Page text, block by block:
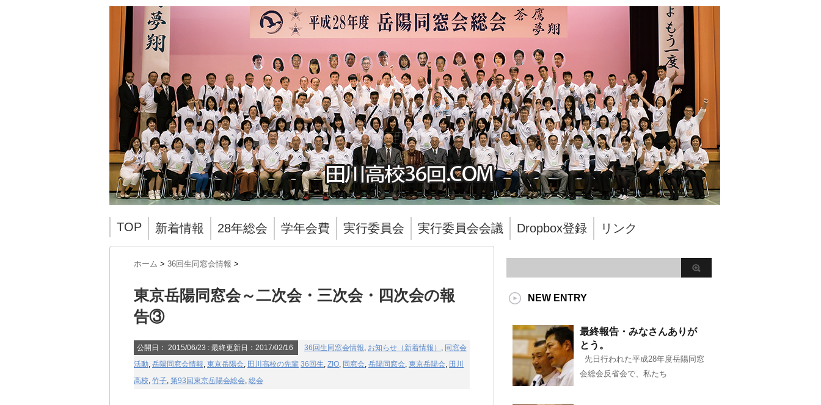
TOP 新着情報 28年総会 学年会費 実行委員会 実行委員会会議 Dropbox登録 リンク
ホーム > 36回生同窓会情報 >
東京岳陽同窓会～二次会・三次会・四次会の報
告③
公開日： 2015/06/23 : 最終更新日：2017/02/16 36回生同窓会情報, お知らせ（新着情報） , 同窓会
活動, 岳陽同窓会情報, 東京岳陽会, 田川高校の先輩 36回生, ZIO, 同窓会, 岳陽同窓会, 東京岳陽会, 田川
高校, 竹子, 第93回東京岳陽会総会, 総会
NEW ENTRY
最終報告・みなさんありが
とう。
先日行われた平成28年度岳陽同窓
会総会反省会で、私たち